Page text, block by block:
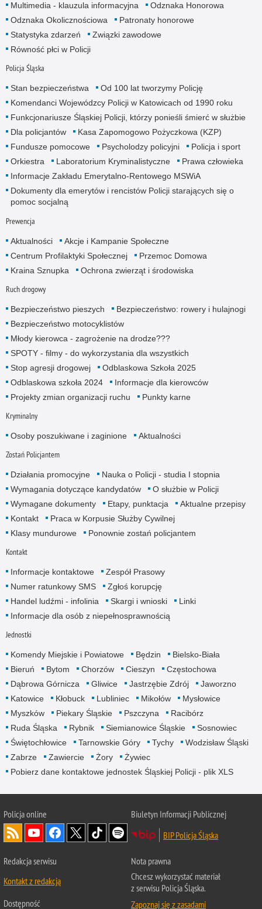
Multimedia - klauzula informacyjna
Odznaka Honorowa
Odznaka Okolicznościowa
Patronaty honorowe
Statystyka zdarzeń
Związki zawodowe
Równość płci w Policji
Policja Śląska
Stan bezpieczeństwa
Od 100 lat tworzymy Policję
Komendanci Wojewódzcy Policji w Katowicach od 1990 roku
Funkcjonariusze Śląskiej Policji, którzy ponieśli śmierć w służbie
Dla policjantów
Kasa Zapomogowo Pożyczkowa (KZP)
Fundusze pomocowe
Psycholodzy policyjni
Policja i sport
Orkiestra
Laboratorium Kryminalistyczne
Prawa człowieka
Informacje Zakładu Emerytalno-Rentowego MSWiA
Dokumenty dla emerytów i rencistów Policji starających się o
pomoc socjalną
Prewencja
Aktualności
Akcje i Kampanie Społeczne
Centrum Profilaktyki Społecznej
Przemoc Domowa
Kraina Sznupka
Ochrona zwierząt i środowiska
Ruch drogowy
Bezpieczeństwo pieszych
Bezpieczeństwo: rowery i hulajnogi
Bezpieczeństwo motocyklistów
Młody kierowca - zagrożenie na drodze???
SPOTY - filmy - do wykorzystania dla wszystkich
Stop agresji drogowej
Odblaskowa Szkoła 2025
Odblaskowa szkoła 2024
Informacje dla kierowców
Projekty zmian organizacji ruchu
Punkty karne
Kryminalny
Osoby poszukiwane i zaginione Aktualności
Zostań Policjantem
Działania promocyjne
Nauka o Policji - studia I stopnia
Wymagania dotyczące kandydatów
O służbie w Policji
Wymagane dokumenty
Etapy, punktacja
Aktualne przepisy
Kontakt
Praca w Korpusie Służby Cywilnej
Klasy mundurowe
Ponownie zostań policjantem
Kontakt
Informacje kontaktowe
Zespół Prasowy
Numer ratunkowy SMS
Zgłoś korupcję
Handel ludźmi - infolinia
Skargi i wnioski
Linki
Informacje dla osób z niepełnosprawnością
Jednostki
Komendy Miejskie i Powiatowe Będzin
Bielsko-Biała
Bieruń
Bytom Chorzów Cieszyn
Częstochowa
Dąbrowa Górnicza
Gliwice Jastrzębie Zdrój
Jaworzno
Katowice
Kłobuck Lubliniec Mikołów
Mysłowice
Myszków
Piekary Śląskie Pszczyna
Racibórz
Ruda Śląska
Rybnik Siemianowice Śląskie
Sosnowiec
Świętochłowice
Tarnowskie Góry Tychy
Wodzisław Śląski
Zabrze
Zawiercie Żory
Żywiec
Pobierz dane kontaktowe jednostek Śląskiej Policji - plik XLS
Policja online
Biuletyn Informacji Publicznej
BIP Policja Śląska
Redakcja serwisu
Kontakt z redakcją
Dostępność
Nota prawna
Chcesz wykorzystać materiał
z serwisu Policja Śląska.
Zapoznaj się z zasadami